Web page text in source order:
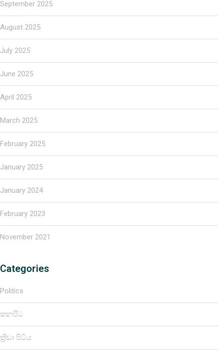
September 2025
August 2025
July 2025
June 2025
April 2025
March 2025
February 2025
January 2025
January 2024
February 2023
November 2021
Categories
Politics
කනපිට
ක්‍රීඩා පිටිය